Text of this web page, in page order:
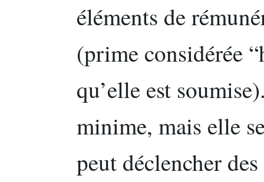
éléments de
(prime considérée
qu’elle est
minime, mais elle
peut déclencher